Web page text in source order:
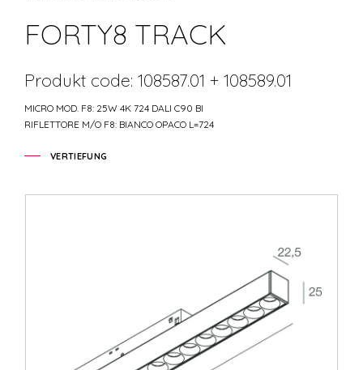
FORTY8 TRACK
Produkt code: 108587.01 + 108589.01
MICRO MOD. F8: 25W 4K 724 DALI C90 BI
RIFLETTORE M/O F8: BIANCO OPACO L=724
VERTIEFUNG